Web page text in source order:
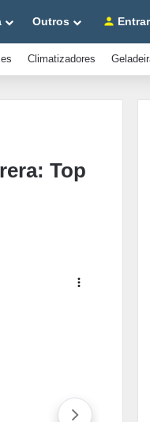
Outros Entrar
Climatizadores
Top